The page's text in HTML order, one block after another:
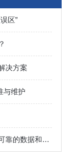
区”
决方案
与维护
UV-2450紫外分光光度计为研究者提供可靠的数据和洞察力